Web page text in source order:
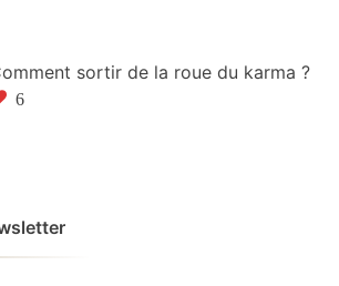
sortir de la roue du karma ?
6